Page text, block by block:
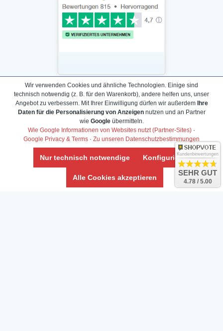
Daten­schutz­erklärung
Widerrufs­recht /Widerrufs­formular
AGB & Info
Impressum
Umwelt und Entsorgung
Vertrag widerrufen
Wir verwenden Cookies und ähnliche Technologien. Einige sind
technisch notwendig (z. B. für den Warenkorb), andere helfen uns, unser
Angebot zu verbessern. Mit Ihrer Einwilligung dürfen wir außerdem Ihre
Daten für die Personalisierung von Anzeigennutzen und an Partner
wie Googleübermitteln.
Wie Google Informationen von Websites nutzt (Partner-Sites) ·
Google Privacy & Terms · Zu unseren Datenschutzbestimmungen
Nur technisch notwendige Konfigurieren
Alle Cookies akzeptieren
Kundenbewertungen
SEHR GUT
4.78 / 5.00